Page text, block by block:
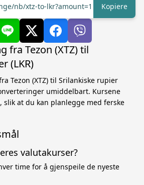
nb/xtz-to-lkr?amount=1
Kopiere
fra Tezon (XTZ) til
(LKR)
Tezon (XTZ) til Srilankiske rupier
umiddelbart. Kursene
slik at du kan planlegge med ferske
valutakurser?
time for å gjenspeile de nyeste